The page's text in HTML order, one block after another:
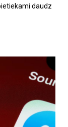
daudz